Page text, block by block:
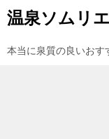
温泉ソムリ
本当に泉質の良いおす